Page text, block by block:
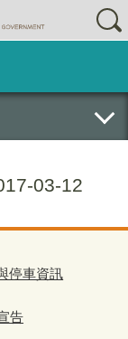
03-12
停車資訊
告